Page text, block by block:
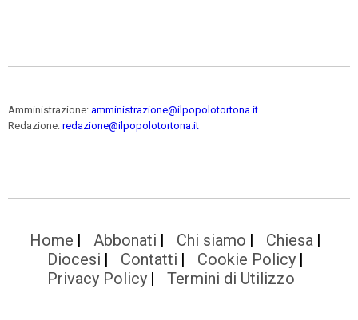
Amministrazione: amministrazione@ilpopolotortona.it
Redazione: redazione@ilpopolotortona.it
Home Abbonati Chi siamo
Chiesa
Diocesi
Contatti
Cookie Policy
Privacy Policy
Termini di Utilizzo